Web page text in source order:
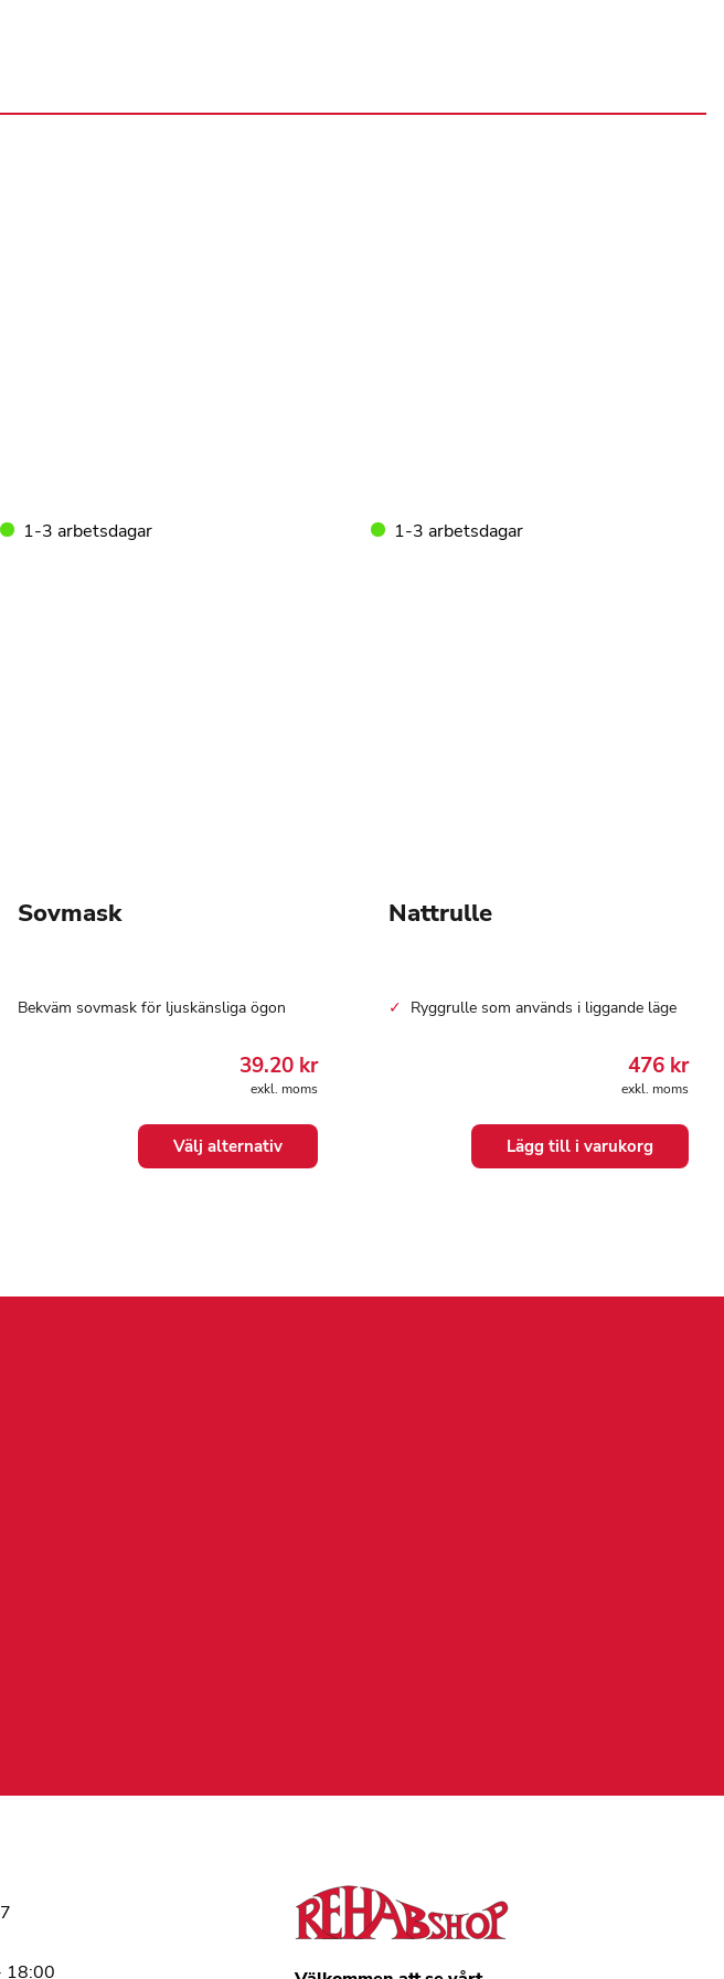
1-3 arbetsdagar
Sovmask
Bekväm sovmask för ljuskänsliga ögon
39.20 kr
exkl. moms
Välj alternativ
olika
1-3 arbetsdagar
Nattrulle
Ryggrulle som används i liggande läge
476 kr
exkl. moms
Lägg till i varukorg
18:00